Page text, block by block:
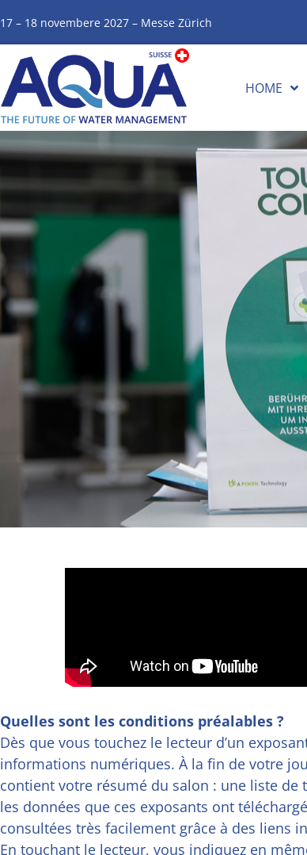
17 – 18 novembere 2027 – Messe Zürich
HOME
Quelles sont les conditions préalables ?
Dès que vous touchez le lecteur d’un
informations numériques. À la fin de votre
contient votre résumé du salon : une liste de
les données que ces exposants ont
consultées très facilement grâce à des liens
En touchant le lecteur, vous indiquez en